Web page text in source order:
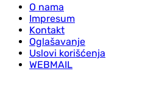
O nama
Impresum
Kontakt
Oglašavanje
Uslovi korišćenja
WEBMAIL